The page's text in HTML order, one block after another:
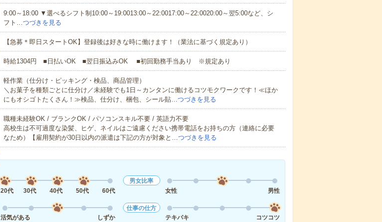
9:00～18:00 ▼選べるシフト制10:00～19:0013:00～22:0017:00～22:0020:00～翌5:00など、シ
フト…つづきを見る
【急募＊即日スタートOK】登録後は好きな時に働けます！（業法に基づく規定あり）
時給1304円 ■日払いOK ■翌日振込みOK ■初回勤務手当あり ※規定あり
軽作業（仕分け・ピッキング・検品、商品管理）
＼お菓子を種類ごとに仕分け／未経験でも1日～カンタンに働けるコツモクワークです！≪ほか
にもオシゴトたくさん！≫検品、仕分け、梱包、シール貼…つづきを見る
職種未経験OK / ブランクOK / パソコンスキル不要 / 英語力不要
高校生は不可過度な染髪、ヒゲ、ネイルはご遠慮ください携帯電話をお持ちの方（連絡に必要
なため）【雇用契約が30日以内の派遣は下記の方が対象と…つづきを見る
20代
30代 40代 50代 60代
男女比率
女性
男性
活気がある
しずか
仕事の仕方
テキパキ
コツコツ